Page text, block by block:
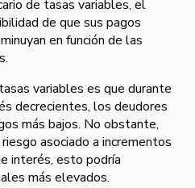
de tasas variables, el
de que sus pagos
en función de las
variables es que durante
decrecientes, los deudores
más bajos. No obstante,
asociado a incrementos
interés, esto podría
más elevados.